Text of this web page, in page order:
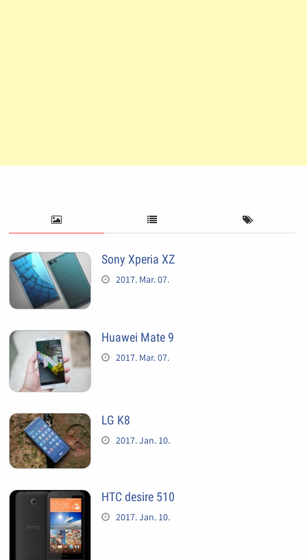
Sony Xperia XZ
2017. Mar. 07.
Huawei Mate 9
2017. Mar. 07.
LG K8
2017. Jan. 10.
HTC desire 510
2017. Jan. 10.